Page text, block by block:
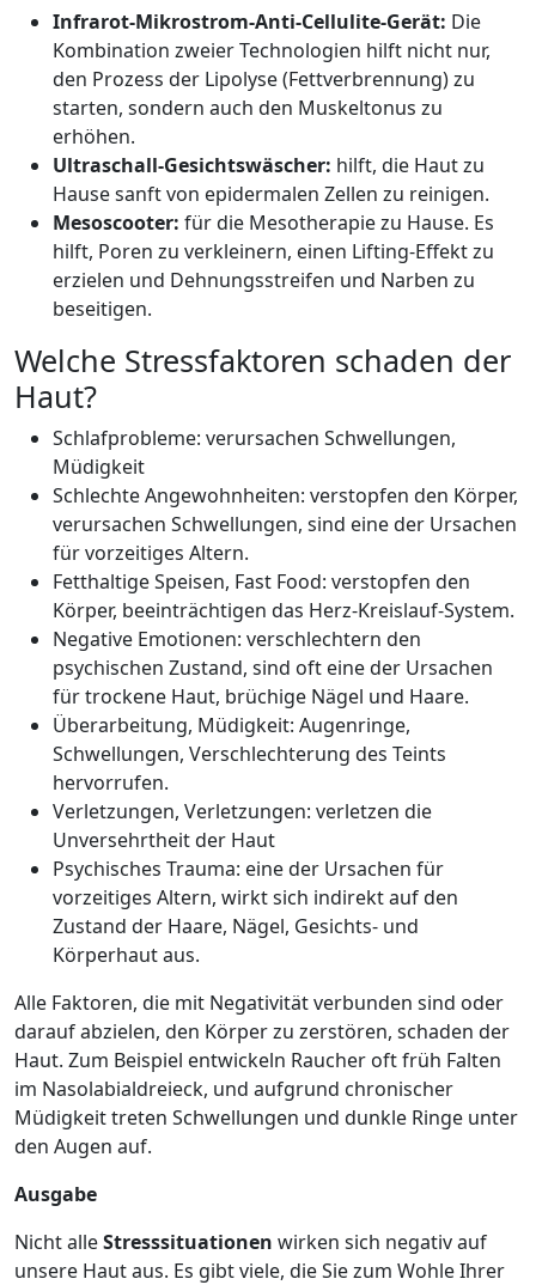
Infrarot-Mikrostrom-Anti-Cellulite-Gerät: Die
Kombination zweier Technologien hilft nicht nur,
den Prozess der Lipolyse (Fettverbrennung) zu
starten, sondern auch den Muskeltonus zu
erhöhen.
Ultraschall-Gesichtswäscher: hilft, die Haut zu
Hause sanft von epidermalen Zellen zu reinigen.
Mesoscooter: für die Mesotherapie zu Hause. Es
hilft, Poren zu verkleinern, einen Lifting-Effekt zu
erzielen und Dehnungsstreifen und Narben zu
beseitigen.
Welche Stressfaktoren schaden der
Haut?
Schlafprobleme: verursachen Schwellungen,
Müdigkeit
Schlechte Angewohnheiten: verstopfen den Körper,
verursachen Schwellungen, sind eine der Ursachen
für vorzeitiges Altern.
Fetthaltige Speisen, Fast Food: verstopfen den
Körper, beeinträchtigen das Herz-Kreislauf-System.
Negative Emotionen: verschlechtern den
psychischen Zustand, sind oft eine der Ursachen
für trockene Haut, brüchige Nägel und Haare.
Überarbeitung, Müdigkeit: Augenringe,
Schwellungen, Verschlechterung des Teints
hervorrufen.
Verletzungen, Verletzungen: verletzen die
Unversehrtheit der Haut
Psychisches Trauma: eine der Ursachen für
vorzeitiges Altern, wirkt sich indirekt auf den
Zustand der Haare, Nägel, Gesichts- und
Körperhaut aus.
Alle Faktoren, die mit Negativität verbunden sind oder
darauf abzielen, den Körper zu zerstören, schaden der
Haut. Zum Beispiel entwickeln Raucher oft früh Falten
im Nasolabialdreieck, und aufgrund chronischer
Müdigkeit treten Schwellungen und dunkle Ringe unter
den Augen auf.
Ausgabe
Nicht alleStresssituationen wirken sich negativ auf
unsere Haut aus. Es gibt viele, die Sie zum Wohle Ihrer